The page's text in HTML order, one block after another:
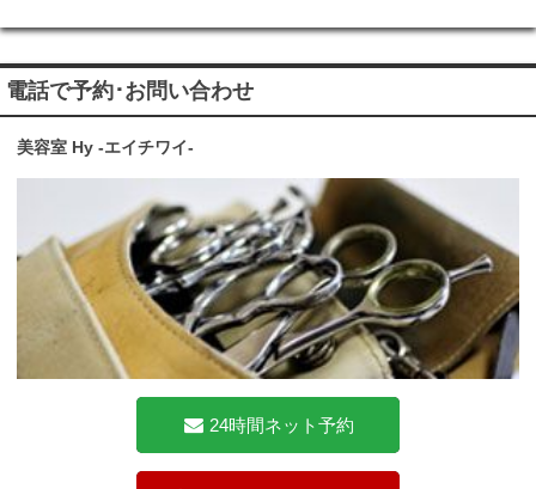
電話で予約･お問い合わせ
美容室 Hy -エイチワイ-
24時間ネット予約